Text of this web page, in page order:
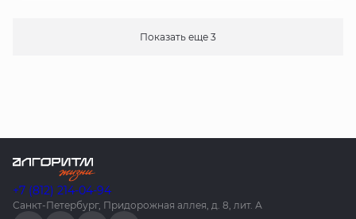
Показать еще 3
+7 (812) 214-04-94
Санкт-Петербург, Придорожная аллея, д. 8, лит. А